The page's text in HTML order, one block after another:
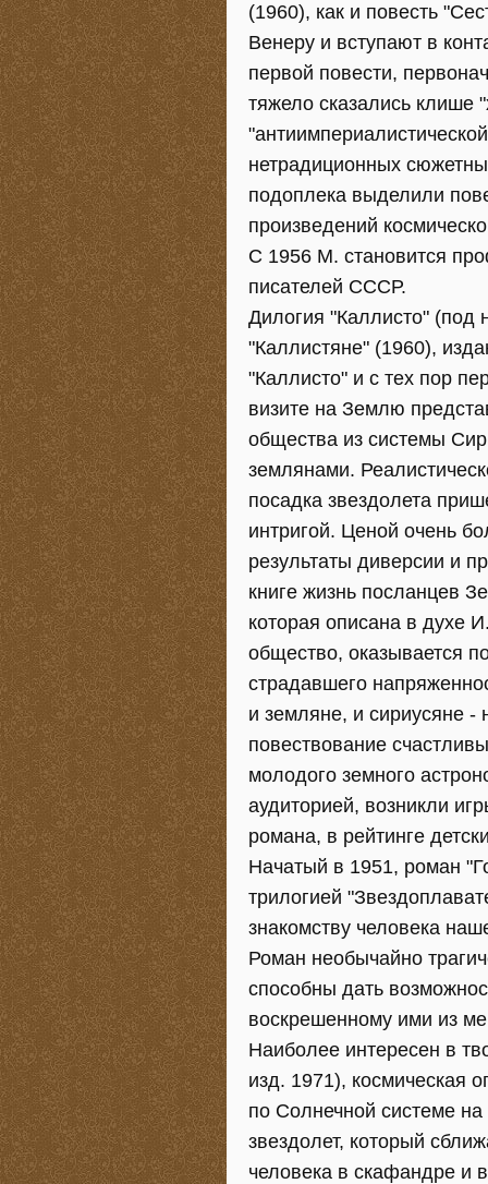
(1960), как и повесть
Венеру и вступают в
первой повести,
тяжело сказались клише
нетрадиционных
подоплека выделили
произведений
С 1956 М. становится
писателей СССР.
Дилогия "Каллисто" (под
"Каллистяне" (1960),
"Каллисто" и с тех пор
визите на Землю
общества из системы
землянами.
посадка звездолета
интригой. Ценой очень
результаты диверсии и
книге жизнь посланцев
которая описана в духе
общество, оказывается
страдавшего
и земляне, и сириусяне -
повествование
молодого земного
аудиторией, возникли
романа, в рейтинге
Начатый в 1951, роман
трилогией
знакомству человека
Роман необычайно
способны дать
воскрешенному ими из
Наиболее интересен в
изд. 1971), космическая
по Солнечной системе
звездолет, который
человека в скафандре и